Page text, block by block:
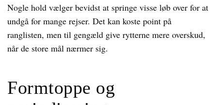
Nogle hold vælger bevidst at springe visse løb over for at
undgå for mange rejser. Det kan koste point på
ranglisten, men til gengæld give rytterne mere overskud,
når de store mål nærmer sig.
Formtoppe og